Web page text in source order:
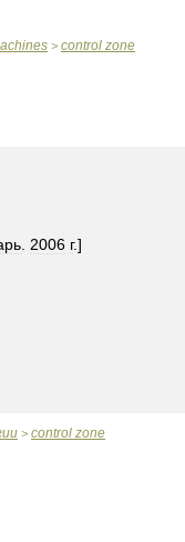
> control zone
2006 г.]
> control zone